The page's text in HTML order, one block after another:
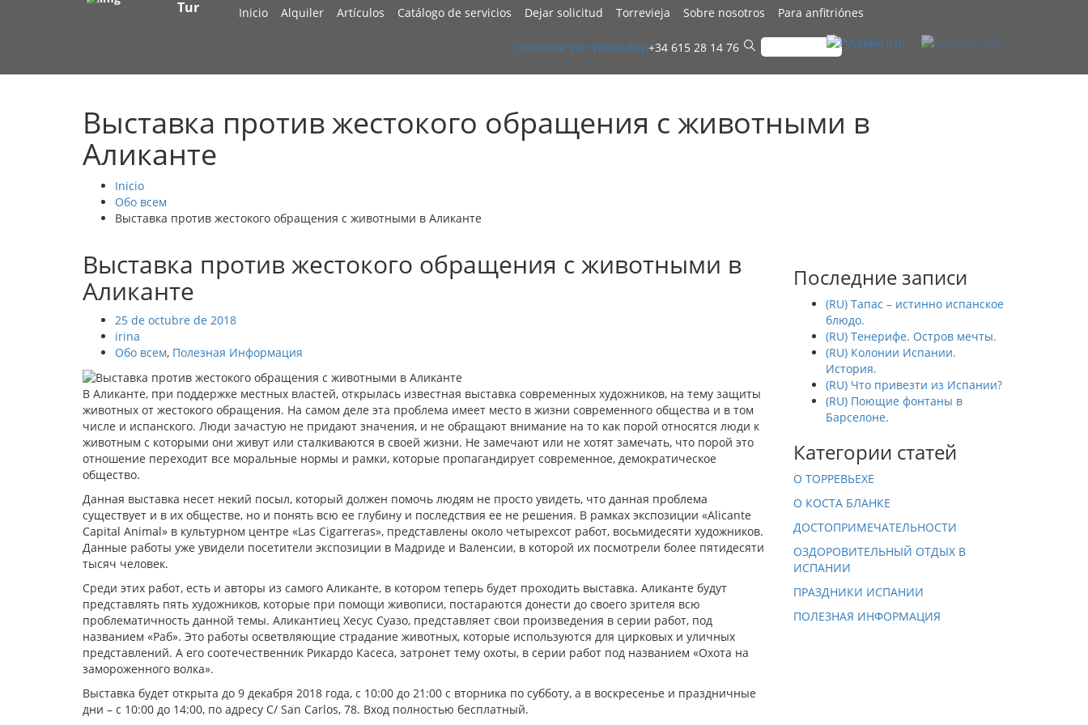
Tur
Inicio Alquiler Artículos Catálogo de servicios Dejar solicitud Torrevieja Sobre nosotros Para anfitriónes
Contactar por WhatsApp+34 615 28 14 76
Выставка против жестокого обращения с животными в
Аликанте
Inicio
Обо всем
Выставка против жестокого обращения с животными в Аликанте
Выставка против жестокого обращения с животными в
Аликанте
25 de octubre de 2018
irina
Обо всем, Полезная Информация
В Аликанте, при поддержке местных властей, открылась известная выставка современных художников, на тему защиты
животных от жестокого обращения. На самом деле эта проблема имеет место в жизни современного общества и в том
числе и испанского. Люди зачастую не придают значения, и не обращают внимание на то как порой относятся люди к
животным с которыми они живут или сталкиваются в своей жизни. Не замечают или не хотят замечать, что порой это
отношение переходит все моральные нормы и рамки, которые пропагандирует современное, демократическое
общество.
Данная выставка несет некий посыл, который должен помочь людям не просто увидеть, что данная проблема
существует и в их обществе, но и понять всю ее глубину и последствия ее не решения. В рамках экспозиции «Alicante
Capital Animal» в культурном центре «Las Cigarreras», представлены около четырехсот работ, восьмидесяти художников.
Данные работы уже увидели посетители экспозиции в Мадриде и Валенсии, в которой их посмотрели более пятидесяти
тысяч человек.
Среди этих работ, есть и авторы из самого Аликанте, в котором теперь будет проходить выставка. Аликанте будут
представлять пять художников, которые при помощи живописи, постараются донести до своего зрителя всю
проблематичность данной темы. Аликантиец Хесус Суазо, представляет свои произведения в серии работ, под
названием «Раб». Это работы осветвляющие страдание животных, которые используются для цирковых и уличных
представлений. А его соотечественник Рикардо Касеса, затронет тему охоты, в серии работ под названием «Охота на
замороженного волка».
Выставка будет открыта до 9 декабря 2018 года, с 10:00 до 21:00 с вторника по субботу, а в воскресенье и праздничные
дни – с 10:00 до 14:00, по адресу С/ San Carlos, 78. Вход полностью бесплатный.
Последние записи
(RU) Тапас – истинно испанское
блюдо.
(RU) Тенерифе. Остров мечты.
(RU) Колонии Испании.
История.
(RU) Что привезти из Испании?
(RU) Поющие фонтаны в
Барселоне.
Категории статей
О ТОРРЕВЬЕХЕ
О КОСТА БЛАНКЕ
ДОСТОПРИМЕЧАТЕЛЬНОСТИ
ОЗДОРОВИТЕЛЬНЫЙ ОТДЫХ В
ИСПАНИИ
ПРАЗДНИКИ ИСПАНИИ
ПОЛЕЗНАЯ ИНФОРМАЦИЯ